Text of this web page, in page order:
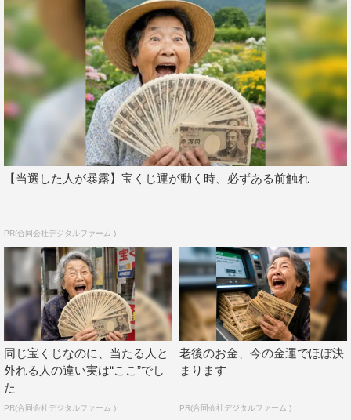
©︎テレビ東京
川谷絵音（ゲスの極み乙女。）コメント
久しぶりのドラマ主題歌書き下ろし。刺激的な内容をいか
に美しく書き上げるか悩みに悩みました。
こんなに台本を何回も読んだのはいつぶりだろう。
僕の悩んだ形跡と今のゲスの極み乙女。がリアルにそこに
「青い裸」よろしくお願いします。
番組情報
『復讐の未亡人』
テレビ東京
2022年7月放送予定
動画配信サービス「Paravi」で2022年3月9日（水）から
独占先行配信予定
【当選した人が暴露】宝くじ運が動く時、必ずある前触れ
PR(合同会社デジタルファーム )
同じ宝くじなのに、当たる人と
外れる人の違い実は“ここ”でし
た
PR(合同会社デジタルファーム )
老後のお金、今の金運でほぼ決
まります
PR(合同会社デジタルファーム )